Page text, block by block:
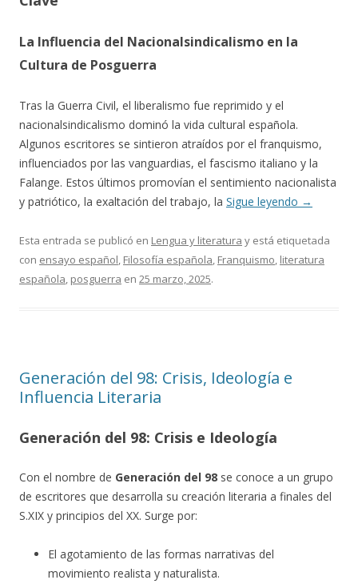
La Influencia del Nacionalsindicalismo en la
Cultura de Posguerra
Tras la Guerra Civil, el liberalismo fue reprimido y el
nacionalsindicalismo dominó la vida cultural española.
Algunos escritores se sintieron atraídos por el franquismo,
influenciados por las vanguardias, el fascismo italiano y la
Falange. Estos últimos promovían el sentimiento nacionalista
y patriótico, la exaltación del trabajo, la Sigue leyendo →
Esta entrada se publicó en Lengua y literatura y está etiquetada
con ensayo español, Filosofía española, Franquismo, literatura
española, posguerra en 25 marzo, 2025.
Generación del 98: Crisis, Ideología e
Influencia Literaria
Generación del 98: Crisis e Ideología
Con el nombre de Generación del 98 se conoce a un grupo
de escritores que desarrolla su creación literaria a finales del
S.XIX y principios del XX. Surge por:
El agotamiento de las formas narrativas del
movimiento realista y naturalista.